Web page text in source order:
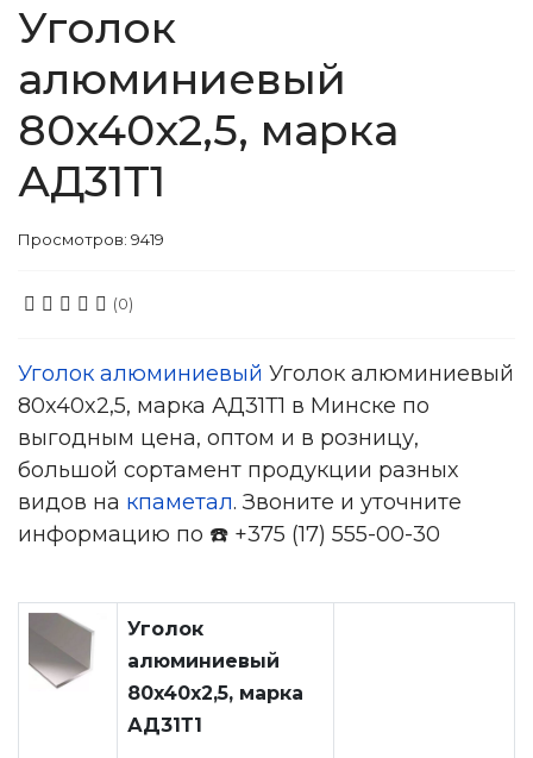
Уголок
алюминиевый
80x40x2,5, марка
АД31Т1
Просмотров: 9419
(0)
Уголок алюминиевый Уголок алюминиевый
80x40x2,5, марка АД31Т1 в Минске по
выгодным цена, оптом и в розницу,
большой сортамент продукции разных
видов на кпаметал. Звоните и уточните
информацию по ☎️ +375 (17) 555-00-30
Уголок
алюминиевый
80x40x2,5, марка
АД31Т1